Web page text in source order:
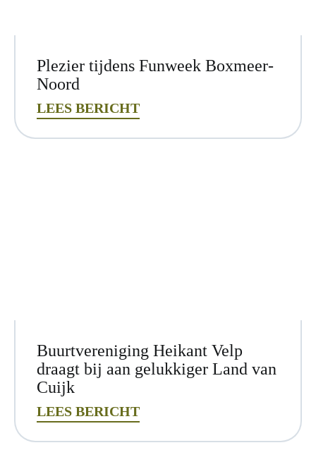
Plezier tijdens Funweek Boxmeer-
Noord
LEES BERICHT
Buurtvereniging Heikant Velp
draagt bij aan gelukkiger Land van
Cuijk
LEES BERICHT